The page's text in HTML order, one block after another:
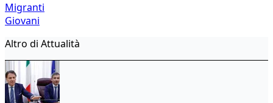
Migranti
Giovani
Altro di Attualità